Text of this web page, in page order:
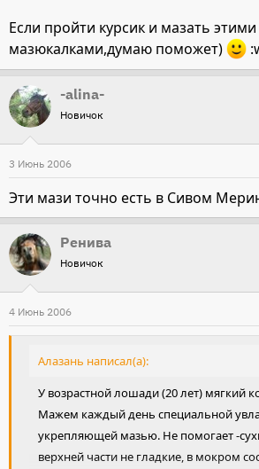
Если пройти курсик и мазать этими
мазюкалками,думаю поможет)
-alina-
Новичок
3 Июнь 2006
Эти мази точно есть в Сивом
Ренива
Новичок
4 Июнь 2006
Алазань написал(а):
У возрастной лошади (20 лет) мягкий
Мажем каждый день специальной
укрепляющей мазью. Не помогает -
верхней части не гладкие, в мокром